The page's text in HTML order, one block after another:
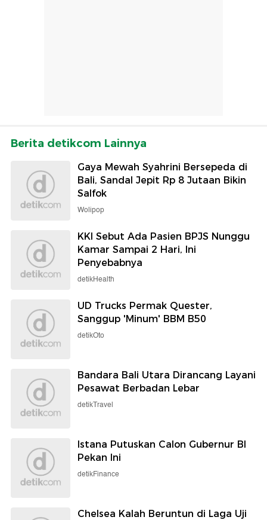
Berita detikcom Lainnya
Gaya Mewah Syahrini Bersepeda di
Bali, Sandal Jepit Rp 8 Jutaan Bikin
Salfok
Wolipop
KKI Sebut Ada Pasien BPJS Nunggu
Kamar Sampai 2 Hari, Ini
Penyebabnya
detikHealth
UD Trucks Permak Quester,
Sanggup 'Minum' BBM B50
detikOto
Bandara Bali Utara Dirancang Layani
Pesawat Berbadan Lebar
detikTravel
Istana Putuskan Calon Gubernur BI
Pekan Ini
detikFinance
Chelsea Kalah Beruntun di Laga Uji